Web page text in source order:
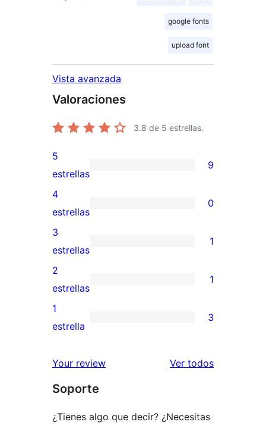
google fonts
upload font
Vista avanzada
Valoraciones
3.8 de 5 estrellas.
9
valoraciones
de
5
estrellas
5
estrellas
9
0
valoraciones
de
4
estrellas
4
estrellas
0
1
valoración
de
3
estrellas
3
estrellas
1
1
valoración
de
estrellas
2
estrellas
1
3
de
estrellas
1
estrella
3
Your review Ver todoslos
Soporte
¿Tienes algo que decir? ¿Necesitas